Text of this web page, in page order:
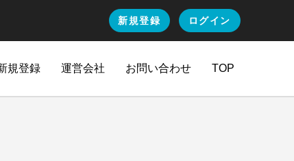
新規登録 ログイン
規登録 運営会社 お問い合わせ TOP